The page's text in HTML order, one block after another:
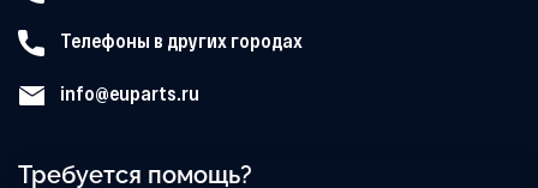
Телефоны в других городах
info@euparts.ru
Требуется помощь?